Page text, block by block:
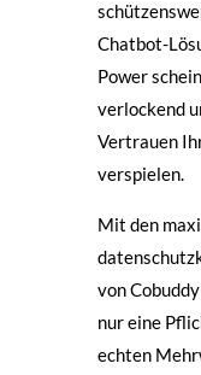
Chatbot-
Power
verlockend
Vertrauen
verspielen.
Mit den
von
nur eine
echten